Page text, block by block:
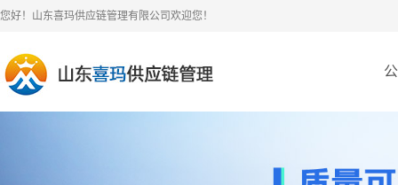
您好！山东喜玛供应链管理有限公司欢迎您！